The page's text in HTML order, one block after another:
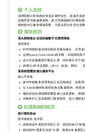
个人总结
名牌院校计算机相关专业应届毕业生，具备扎实
后端开发与微服务架构，曾主导校园级ERP模拟
能制造与云服务领域深耕，为某头部企业等企业数
项目经历
某头部制造企业供应链数字化管理系统
项目组长
针对传统制造业供应链信息孤岛痛点，主导
运用Spring Cloud Alibaba技术栈，实现系统高
设计并实施数据可视化大屏，实时展示生产
协调5人跨专业团队（含UI、前端、测试），
某高校智慧校园云服务平台
核心开发者
参与学校教务管理系统云化迁移项目，负责
引入Redis缓存机制优化热点数据查询，将系
编写自动化测试脚本覆盖核心业务逻辑，将测
与教务中心及后勤部门紧密协作，深入调研
社团和组织经历
校计算机协会
技术部部长 技术部
统筹协会年度技术培训工作，策划并执行“智
组织校内“黑客马拉松”大赛，协调30支参赛